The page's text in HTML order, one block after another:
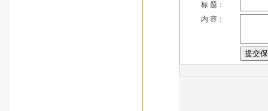
标 题：
内 容：